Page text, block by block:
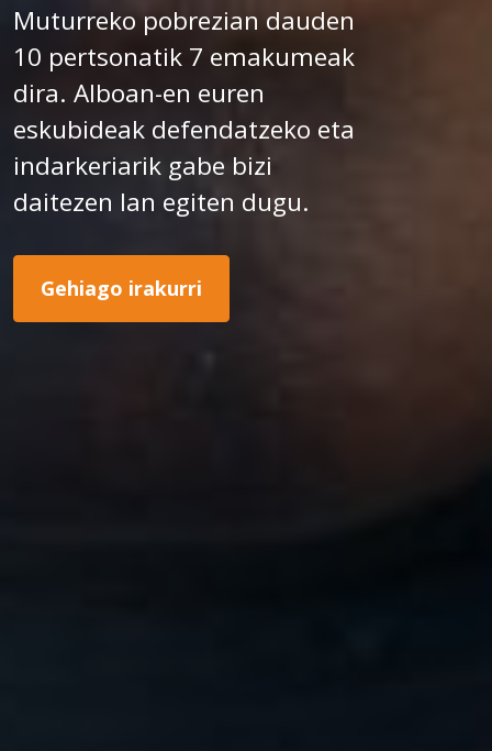
Muturreko pobrezian dauden
10 pertsonatik 7 emakumeak
dira. Alboan-en euren
eskubideak defendatzeko eta
indarkeriarik gabe bizi
daitezen lan egiten dugu.
Gehiago irakurri